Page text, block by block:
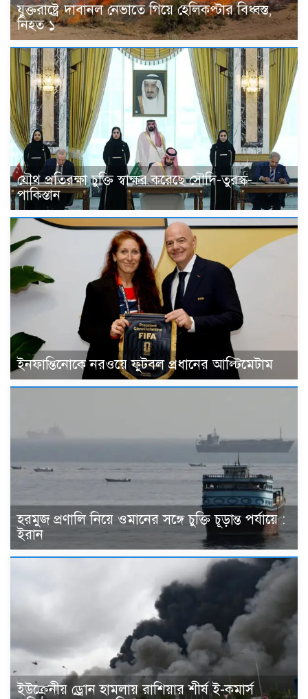
যুক্তরাষ্ট্রে দাবানল নেভাতে গিয়ে হেলিকপ্টার বিধ্বস্ত,
নিহত ১
যৌথ প্রতিরক্ষা চুক্তি স্বাক্ষর করেছে সৌদি-তুরস্ক-
পাকিস্তান
ইনফান্তিনোকে নরওয়ে ফুটবল প্রধানের আল্টিমেটাম
হরমুজ প্রণালি নিয়ে ওমানের সঙ্গে চুক্তি চূড়ান্ত পর্যায়ে :
ইরান
ইউক্রেনীয় ড্রোন হামলায় রাশিয়ার শীর্ষ ই-কমার্স